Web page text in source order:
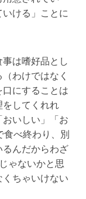
ける」ことに
は嗜好品とし
わけではなく
にすることは
をしてくれれ
いしい」「お
べ終わり、別
るんだからわざ
ゃないかと思
ちゃいけない